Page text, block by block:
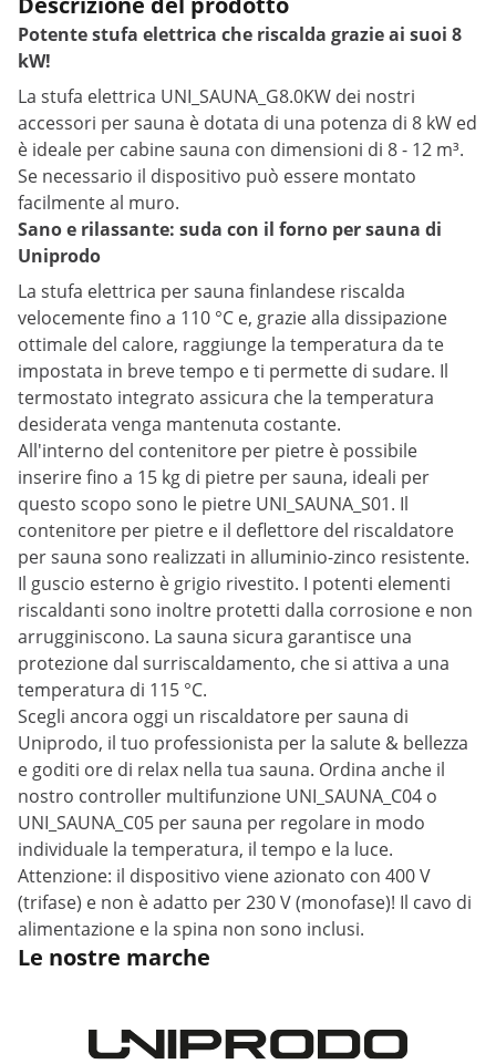
Potente stufa elettrica che riscalda grazie ai suoi 8
kW!
La stufa elettrica UNI_SAUNA_G8.0KW dei nostri
accessori per sauna è dotata di una potenza di 8 kW ed
è ideale per cabine sauna con dimensioni di 8 - 12 m³.
Se necessario il dispositivo può essere montato
facilmente al muro.
Sano e rilassante: suda con il forno per sauna di
Uniprodo
La stufa elettrica per sauna finlandese riscalda
velocemente fino a 110 °C e, grazie alla dissipazione
ottimale del calore, raggiunge la temperatura da te
impostata in breve tempo e ti permette di sudare. Il
termostato integrato assicura che la temperatura
desiderata venga mantenuta costante.
All'interno del contenitore per pietre è possibile
inserire fino a 15 kg di pietre per sauna, ideali per
questo scopo sono le pietre UNI_SAUNA_S01. Il
contenitore per pietre e il deflettore del riscaldatore
per sauna sono realizzati in alluminio-zinco resistente.
Il guscio esterno è grigio rivestito. I potenti elementi
riscaldanti sono inoltre protetti dalla corrosione e non
arrugginiscono. La sauna sicura garantisce una
protezione dal surriscaldamento, che si attiva a una
temperatura di 115 °C.
Scegli ancora oggi un riscaldatore per sauna di
Uniprodo, il tuo professionista per la salute & bellezza
e goditi ore di relax nella tua sauna. Ordina anche il
nostro controller multifunzione UNI_SAUNA_C04 o
UNI_SAUNA_C05 per sauna per regolare in modo
individuale la temperatura, il tempo e la luce.
Attenzione: il dispositivo viene azionato con 400 V
(trifase) e non è adatto per 230 V (monofase)! Il cavo di
alimentazione e la spina non sono inclusi.
Le nostre marche